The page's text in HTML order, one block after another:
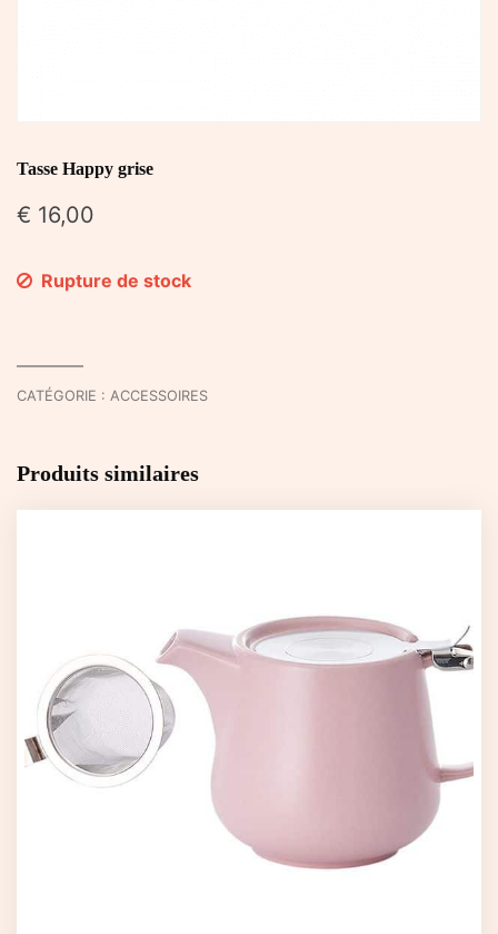
Tasse Happy grise
€ 16,00
Rupture de stock
CATÉGORIE : ACCESSOIRES
Produits similaires